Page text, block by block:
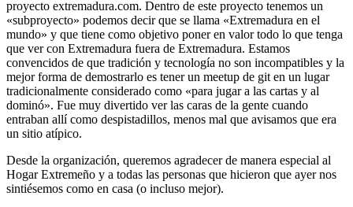
proyecto extremadura.com. Dentro de este proyecto tenemos un
«subproyecto» podemos decir que se llama «Extremadura en el
mundo» y que tiene como objetivo poner en valor todo lo que tenga
que ver con Extremadura fuera de Extremadura. Estamos
convencidos de que tradición y tecnología no son incompatibles y la
mejor forma de demostrarlo es tener un meetup de git en un lugar
tradicionalmente considerado como «para jugar a las cartas y al
dominó». Fue muy divertido ver las caras de la gente cuando
entraban allí como despistadillos, menos mal que avisamos que era
un sitio atípico.
Desde la organización, queremos agradecer de manera especial al
Hogar Extremeño y a todas las personas que hicieron que ayer nos
sintiésemos como en casa (o incluso mejor).